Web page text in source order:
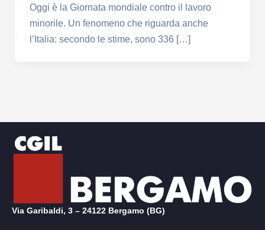
Oggi è la Giornata mondiale contro il lavoro
minorile. Un fenomeno che riguarda anche
l’Italia: secondo le stime, sono 336 […]
Via Garibaldi, 3 – 24122 Bergamo (BG)